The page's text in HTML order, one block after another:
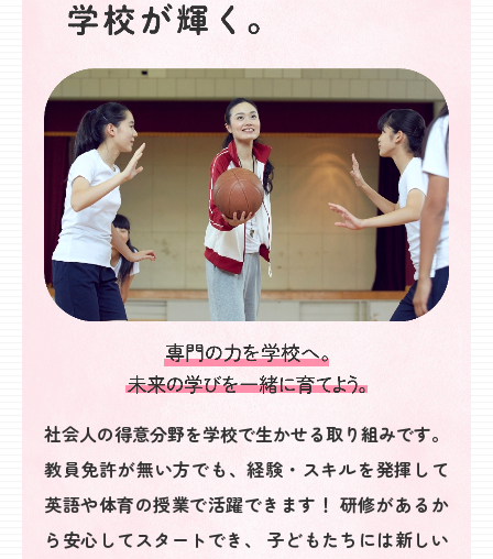
社会人の得意分野を学校で生かせる取り組みです。
教員免許が無い方でも、経験・スキルを発揮して
英語や体育の授業で活躍できます！ 研修があるか
ら安心してスタートでき、
子どもたちには新しい